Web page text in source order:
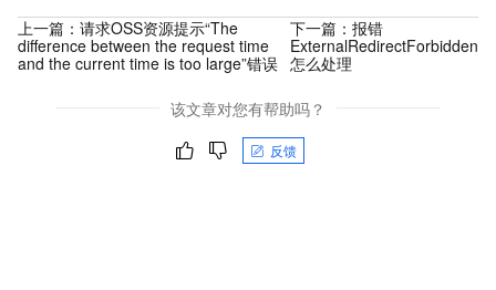
上一篇： 请求OSS资源提示“The
difference between the request time
and the current time is too large”错误
下一篇： 报错
ExternalRedirectForbidden
怎么处理
该文章对您有帮助吗？
反馈